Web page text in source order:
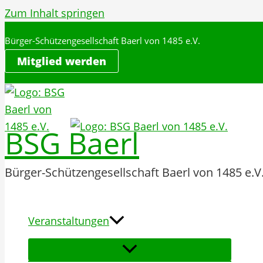
Zum Inhalt springen
Bürger-Schützengesellschaft Baerl von 1485 e.V.
Mitglied werden
BSG Baerl
Bürger-Schützengesellschaft Baerl von 1485
Veranstaltungen